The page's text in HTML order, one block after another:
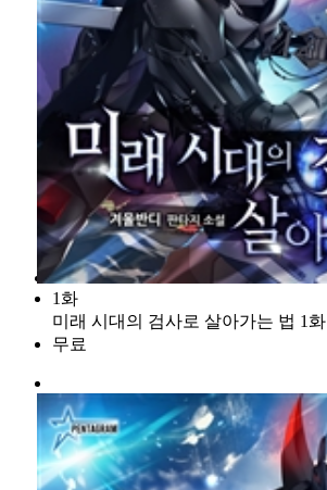
1화
미래 시대의 검사로 살아가는 법 1화
무료